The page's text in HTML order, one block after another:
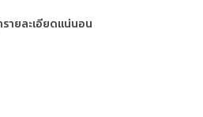
ายละเอียดแน่นอน